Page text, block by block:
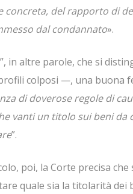
concreta, del rapporto di
dal condannato».
in altre parole, che si
colposi —, una buona
di doverose regole di
vanti un titolo sui beni da
”.
poi, la Corte precisa
quale sia la titolarità